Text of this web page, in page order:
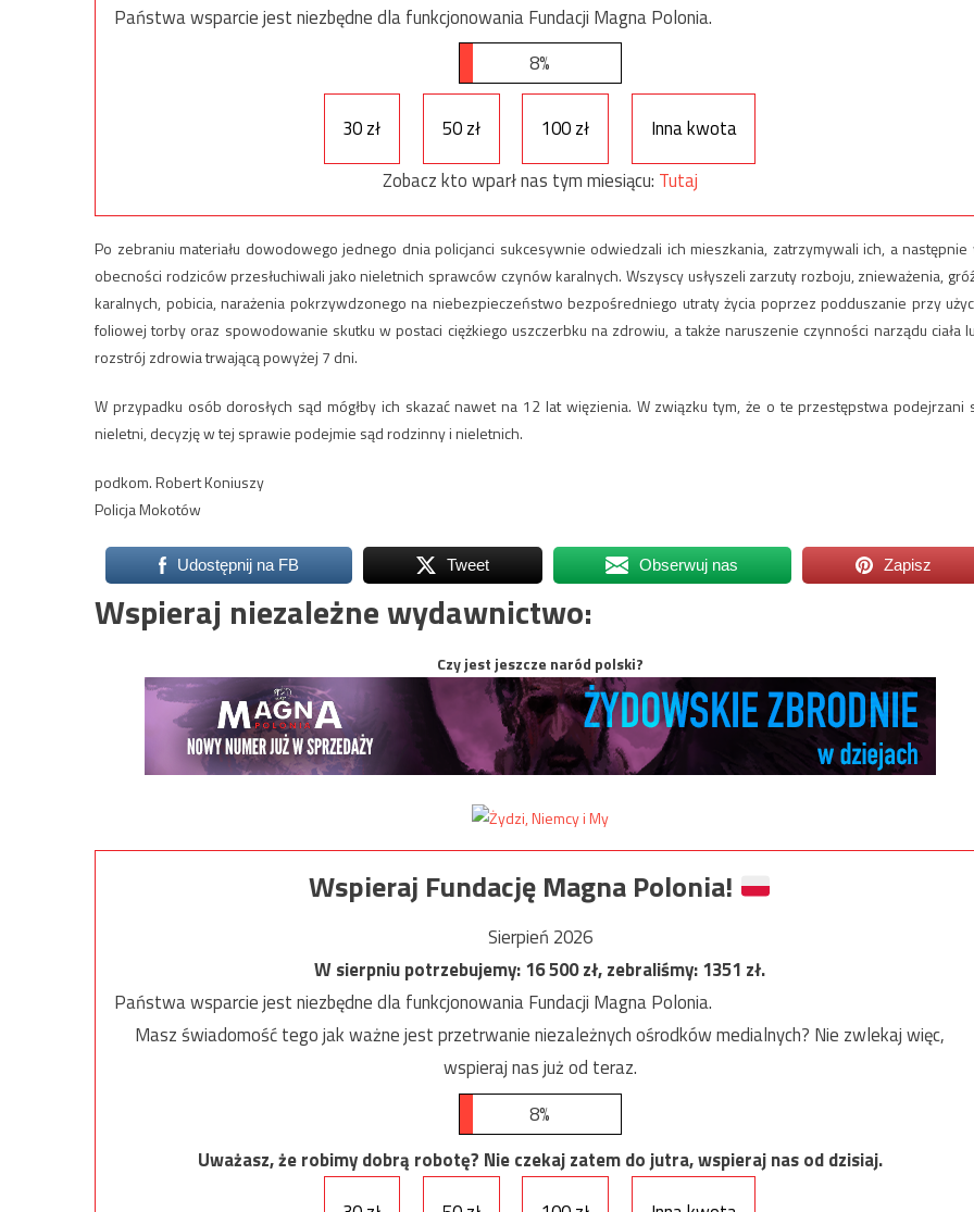
Państwa wsparcie jest niezbędne dla funkcjonowania Fundacji Magna Polonia.
8%
30 zł 50 zł 100 zł
Inna kwota
Zobacz kto wparł nas tym miesiącu: Tutaj
Po zebraniu materiału dowodowego jednego dnia policjanci sukcesywnie odwiedzali ich mieszkania, zatrzymywali ich, a następnie
obecności rodziców przesłuchiwali jako nieletnich sprawców czynów karalnych. Wszyscy usłyszeli zarzuty rozboju, znieważenia,
karalnych, pobicia, narażenia pokrzywdzonego na niebezpieczeństwo bezpośredniego utraty życia poprzez podduszanie przy
foliowej torby oraz spowodowanie skutku w postaci ciężkiego uszczerbku na zdrowiu, a także naruszenie czynności narządu ciała
rozstrój zdrowia trwającą powyżej 7 dni.
W przypadku osób dorosłych sąd mógłby ich skazać nawet na 12 lat więzienia. W związku tym, że o te przestępstwa podejrzani
nieletni, decyzję w tej sprawie podejmie sąd rodzinny i nieletnich.
podkom. Robert Koniuszy
Policja Mokotów
Udostępnij na FB Tweet Obserwuj nas Zapisz
Wspieraj niezależne wydawnictwo:
Czy jest jeszcze naród polski?
Wspieraj Fundację Magna Polonia!
Sierpień 2026
W sierpniu potrzebujemy:16 500zł, zebraliśmy:1351 zł.
Państwa wsparcie jest niezbędne dla funkcjonowania Fundacji Magna Polonia.
Masz świadomość tego jak ważne jest przetrwanie niezależnych ośrodków medialnych? Nie zwlekaj więc,
wspieraj nas już od teraz.
8%
Uważasz, że robimy dobrą robotę? Nie czekaj zatem do jutra, wspieraj nas od dzisiaj.